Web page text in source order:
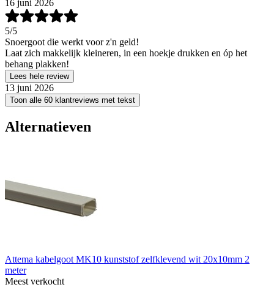
16 juni 2026
5/5
Snoergoot die werkt voor z'n geld!
Laat zich makkelijk kleineren, in een hoekje drukken en óp het
behang plakken!
Lees hele review
13 juni 2026
Toon alle 60 klantreviews met tekst
Alternatieven
Attema kabelgoot MK10 kunststof zelfklevend wit 20x10mm 2
meter
Meest verkocht